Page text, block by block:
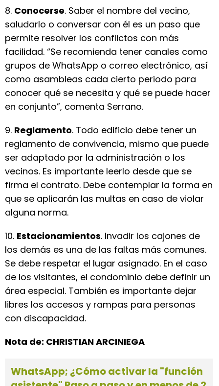
8. Conocerse. Saber el nombre del vecino,
saludarlo o conversar con él es un paso que
permite resolver los conflictos con más
facilidad. “Se recomienda tener canales como
grupos de WhatsApp o correo electrónico, así
como asambleas cada cierto periodo para
conocer qué se necesita y qué se puede hacer
en conjunto”, comenta Serrano.
9. Reglamento. Todo edificio debe tener un
reglamento de convivencia, mismo que puede
ser adaptado por la administración o los
vecinos. Es importante leerlo desde que se
firma el contrato. Debe contemplar la forma en
que se aplicarán las multas en caso de violar
alguna norma.
10. Estacionamientos. Invadir los cajones de
los demás es una de las faltas más comunes.
Se debe respetar el lugar asignado. En el caso
de los visitantes, el condominio debe definir un
área especial. También es importante dejar
libres los accesos y rampas para personas
con discapacidad.
Nota de: CHRISTIAN ARCINIEGA
WhatsApp; ¿Cómo activar la "función